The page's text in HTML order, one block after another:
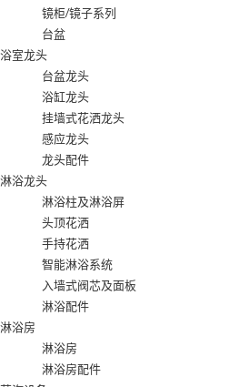
镜柜/镜子系列
台盆
浴室龙头
台盆龙头
浴缸龙头
挂墙式花洒龙头
感应龙头
龙头配件
淋浴龙头
淋浴柱及淋浴屏
头顶花洒
手持花洒
智能淋浴系统
入墙式阀芯及面板
淋浴配件
淋浴房
淋浴房
淋浴房配件